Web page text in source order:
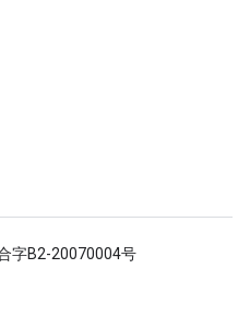
字B2-20070004号